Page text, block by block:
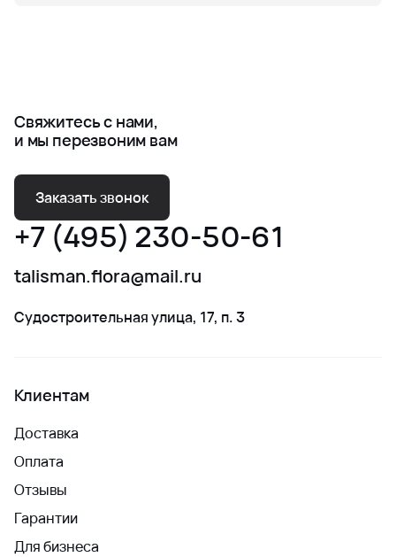
Свяжитесь с нами,
и мы перезвоним вам
Заказать звонок
+7 (495) 230-50-61
talisman.flora@mail.ru
Судостроительная улица, 17, п. 3
Клиентам
Доставка
Оплата
Отзывы
Гарантии
Для бизнеса